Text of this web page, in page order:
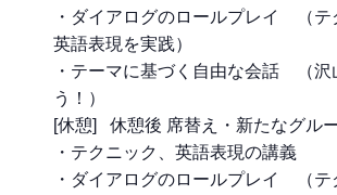
・ダイアログのロールプレイ （テ
英語表現を実践）
・テーマに基づく自由な会話 （沢
う！）
[休憩] 休憩後 席替え・新たなグル
・テクニック、英語表現の講義
・ダイアログのロールプレイ （テ